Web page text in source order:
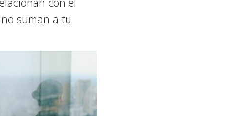
suman a tu